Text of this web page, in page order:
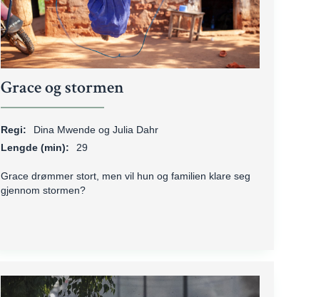
Grace og stormen
Regi:
Dina Mwende og Julia Dahr
Lengde (min):
29
Grace drømmer stort, men vil hun og familien klare seg
gjennom stormen?